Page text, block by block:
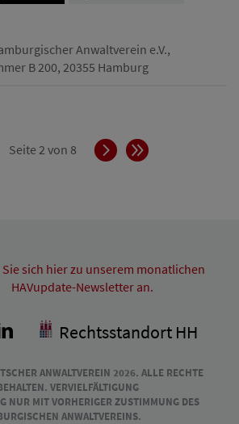
Anwaltverein e.V.,
B 200, 20355 Hamburg
Seite 2 von 8 VorwärtsEnde
sich hier zu unserem monatlichen
HAVupdate-Newsletter an.
LinkedInRechtsstandort HH
ANWALTVEREIN 2026. ALLE RECHTE
VERVIELFÄLTIGUNG
NUR MIT VORHERIGER ZUSTIMMUNG DES
ANWALTVEREINS.